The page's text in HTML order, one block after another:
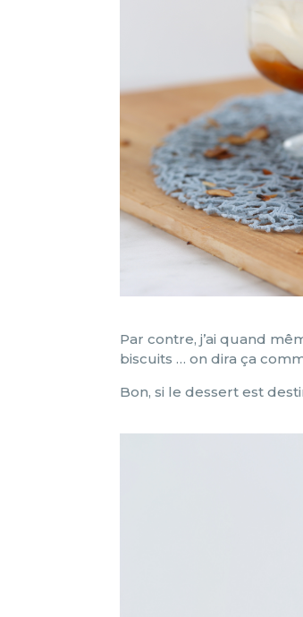
Par contre, j’ai quand
biscuits … on dira ça
Bon, si le dessert est